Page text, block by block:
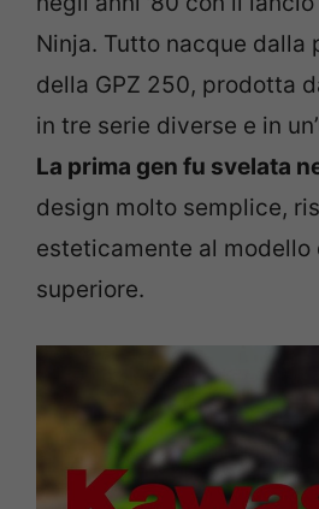
Ninja. Tutto nacque dalla
della GPZ 250, prodotta
in tre serie diverse e in
La prima gen fu svelata
design molto semplice,
esteticamente al modello
superiore.